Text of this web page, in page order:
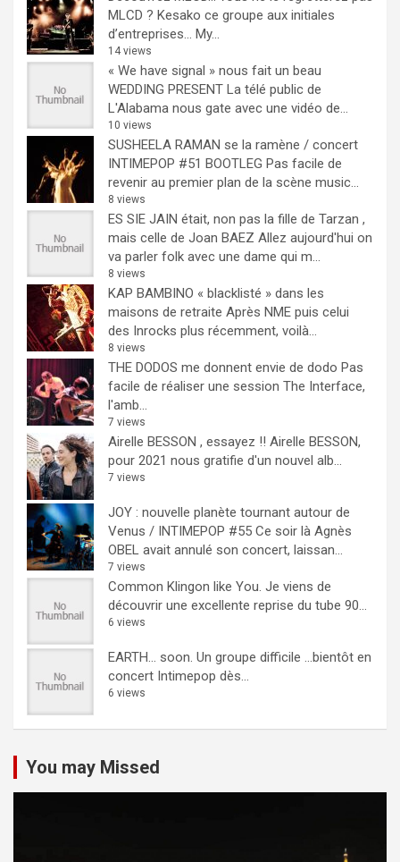
MLCD ? Kesako ce groupe aux initiales
d’entreprises… My...
14 views
« We have signal » nous fait un beau
WEDDING PRESENT La télé public de
L'Alabama nous gate avec une vidéo de...
10 views
SUSHEELA RAMAN se la ramène / concert
INTIMEPOP #51 BOOTLEG Pas facile de
revenir au premier plan de la scène music...
8 views
ES SIE JAIN était, non pas la fille de Tarzan ,
mais celle de Joan BAEZ Allez aujourd'hui on
va parler folk avec une dame qui m...
8 views
KAP BAMBINO « blacklisté » dans les
maisons de retraite Après NME puis celui
des Inrocks plus récemment, voilà...
8 views
THE DODOS me donnent envie de dodo Pas
facile de réaliser une session The Interface,
l'amb...
7 views
Airelle BESSON , essayez !! Airelle BESSON,
pour 2021 nous gratifie d'un nouvel alb...
7 views
JOY : nouvelle planète tournant autour de
Venus / INTIMEPOP #55 Ce soir là Agnès
OBEL avait annulé son concert, laissan...
7 views
Common Klingon like You. Je viens de
découvrir une excellente reprise du tube 90...
6 views
EARTH… soon. Un groupe difficile ...bientôt en
concert Intimepop dès...
6 views
You may Missed